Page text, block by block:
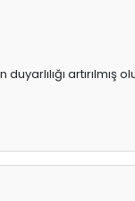
artırılmış